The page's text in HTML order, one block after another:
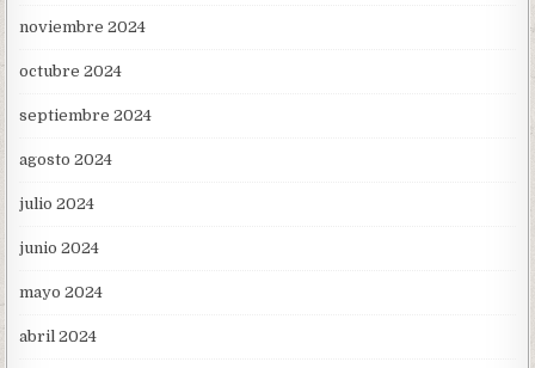
noviembre 2024
octubre 2024
septiembre 2024
agosto 2024
julio 2024
junio 2024
mayo 2024
abril 2024